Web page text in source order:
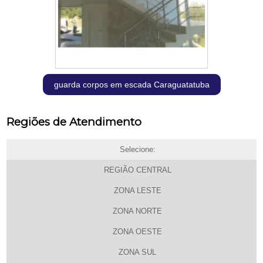
guarda corpos em escada Caraguatatuba
Regiões de Atendimento
Selecione:
REGIÃO CENTRAL
ZONA LESTE
ZONA NORTE
ZONA OESTE
ZONA SUL